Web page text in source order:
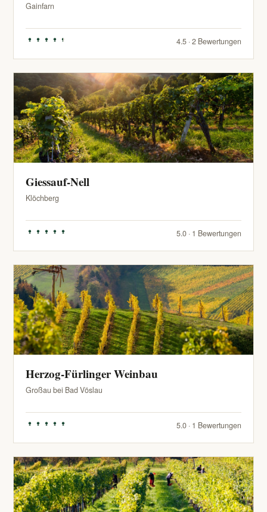
Gainfarn
4.5 · 2 Bewertungen
Giessauf-Nell
Klöchberg
5.0 · 1 Bewertungen
Herzog-Fürlinger Weinbau
Großau bei Bad Vöslau
5.0 · 1 Bewertungen